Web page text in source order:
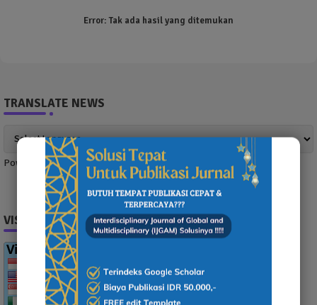
Error:Tak ada hasil yang ditemukan
TRANSLATE NEWS
Powered by Translate
VISITOR